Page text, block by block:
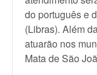
do português e
(Libras). Além
atuarão nos
Mata de São